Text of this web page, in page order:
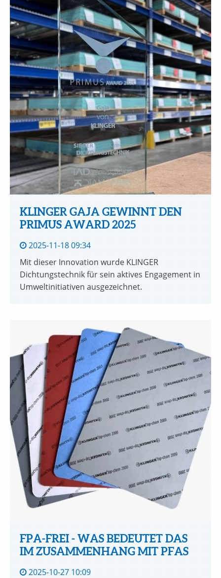
KLINGER GAJA GEWINNT DEN
PRIMUS AWARD 2025
2025-11-18 09:34
Mit dieser Innovation wurde KLINGER
Dichtungstechnik für sein aktives Engagement in
Umweltinitiativen ausgezeichnet.
FPA-FREI - WAS BEDEUTET DAS
IM ZUSAMMENHANG MIT PFAS
2025-10-27 10:09